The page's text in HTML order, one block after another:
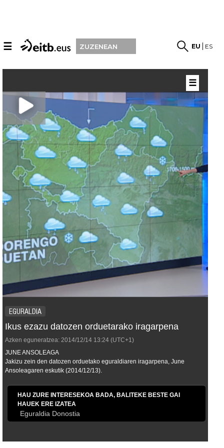
☰ ZUZENEAN EU ES
EGURALDIA
Ikus ezazu datozen orduetarako iragarpena
Azken eguneratzea: 2014/12/14 13:24 (UTC+1)
JUNE ANSOLEAGA
Jakizu zein den datozen orduetako eguraldiaren iragarpena, June
Ansoleagaren eskutik (2014/12/13).
HAU ZURE INTERESEKOA BADA, BALITEKE BESTE GAI
HAUEK ERE IZATEA
Eguraldia Donostia
☰